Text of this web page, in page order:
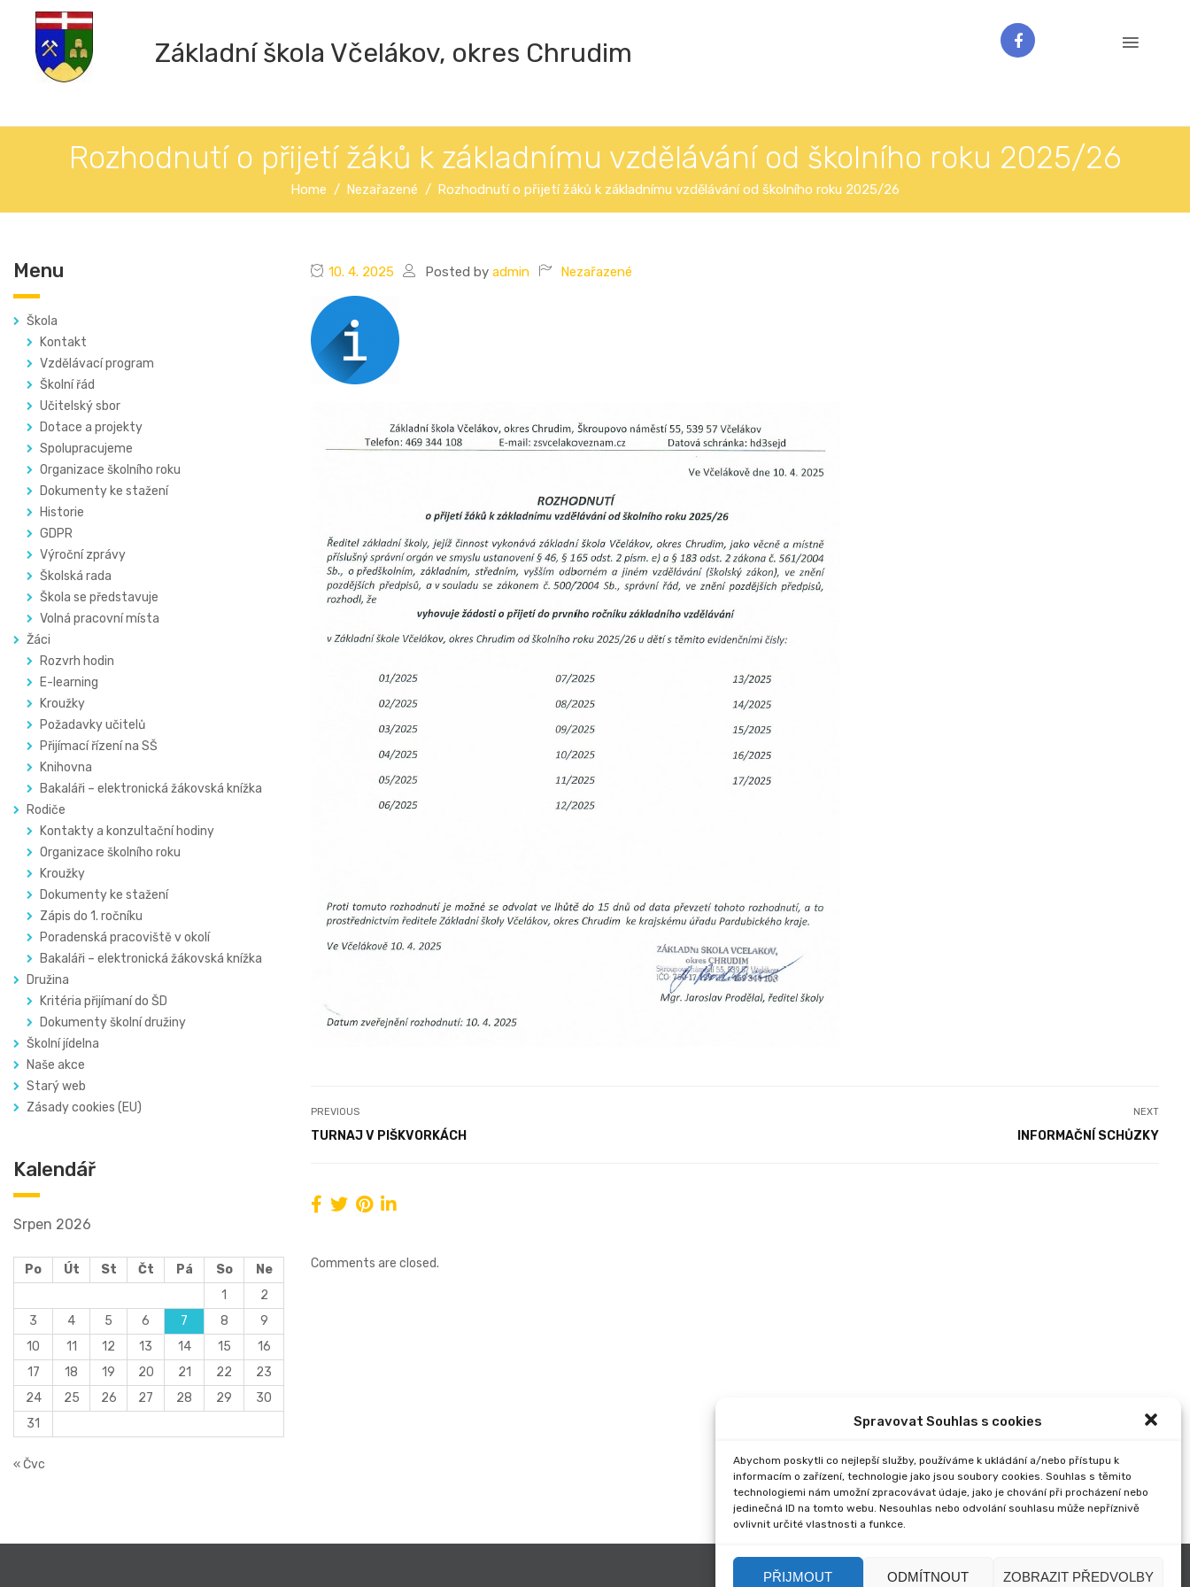
Spravovat Souhlas s cookies
Abychom poskytli co nejlepší služby, používáme k ukládání a/nebo přístupu k
informacím o zařízení, technologie jako jsou soubory cookies. Souhlas s těmito
technologiemi nám umožní zpracovávat údaje, jako je chování při procházení nebo
jedinečná ID na tomto webu. Nesouhlas nebo odvolání souhlasu může nepříznivě
ovlivnit určité vlastnosti a funkce.
PŘIJMOUT ODMÍTNOUT ZOBRAZIT PŘEDVOLBY
Základní škola Včelákov, okres Chrudim
Rozhodnutí o přijetí žáků k základnímu vzdělávání od školního roku 2025/26
Home Nezařazené Rozhodnutí o přijetí žáků k základnímu vzdělávání od školního roku 2025/26
Menu
Škola
Kontakt
Vzdělávací program
Školní řád
Učitelský sbor
Dotace a projekty
Spolupracujeme
Organizace školního roku
Dokumenty ke stažení
Historie
GDPR
Výroční zprávy
Školská rada
Škola se představuje
Volná pracovní místa
Žáci
Rozvrh hodin
E-learning
Kroužky
Požadavky učitelů
Přijímací řízení na SŠ
Knihovna
Bakaláři – elektronická žákovská knížka
Rodiče
Kontakty a konzultační hodiny
Organizace školního roku
Kroužky
Dokumenty ke stažení
Zápis do 1. ročníku
Poradenská pracoviště v okolí
Bakaláři – elektronická žákovská knížka
Družina
Kritéria přijímaní do ŠD
Dokumenty školní družiny
Školní jídelna
Naše akce
Starý web
Zásady cookies (EU)
Kalendář
Srpen 2026
Po Út St Čt Pá So
Ne
1
2
3
4 5 6 7 8
9
10
11 12 13 14 15
16
17
18 19 20 21 22
23
24
25 26 27 28 29
30
31
« Čvc
10. 4. 2025 Posted by admin Nezařazené
PREVIOUS
TURNAJ V PIŠKVORKÁCH
NEXT
INFORMAČNÍ SCHŮZKY
Comments are closed.